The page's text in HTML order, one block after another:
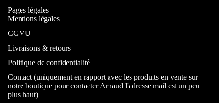
Pages légales
Mentions légales
CGVU
Livraisons & retours
Politique de confidentialité
Contact (uniquement en rapport avec les produits en vente sur
notre boutique pour contacter Arnaud l'adresse mail est un peu
plus haut)